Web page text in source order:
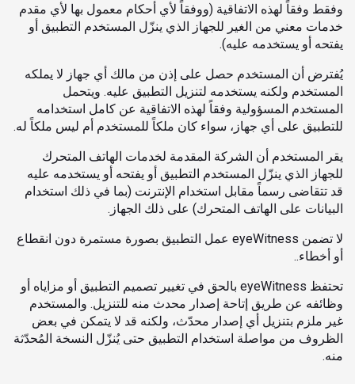
وفقط وفقاً لهذه الاتفاقية (ووفقاً لأي أحكام معمول بها لأي مقدم
خدمات معني من الغير للجهاز الذي ينزّل المستخدم التطبيق أو
يفتحه أو يستخدمه عليه).
يُفترض أن المستخدم حصل على إذن من مالك أي جهاز لا يملكه
المستخدم ولكنه يستخدمه لتنزيل التطبيق عليه. ويتحمل
المستخدم المسؤولية وفقاً لهذه الاتفاقية عن كامل استخدامه
للتطبيق على أي جهاز، سواء كان ملكاً للمستخدم أم ليس ملكاً له.
يقر المستخدم أن الشركة المقدمة لخدمات الهاتف المتحرك
للجهاز الذي ينزّل المستخدم التطبيق أو يفتحه أو يستخدمه عليه
قد تتقاضى رسماً مقابل استخدام الإنترنت (بما في ذلك استخدام
البيانات على الهاتف المتحرك) على ذلك الجهاز.
لا تضمن eyeWitness عمل التطبيق بصورة مستمرة دون انقطاع
أو أخطاء..
تحتفظ eyeWitness بالحق في تغيير تصميم التطبيق أو مزاياه أو
وظائفه عن طريق إتاحة إصدار محدث منه للتنزيل. والمستخدم
غير ملزم بتنزيل أي إصدار محدّث، ولكنه قد لا يتمكن في بعض
الظروف من مواصلة استخدام التطبيق حتى يُنزّل النسخة المُحدّثة
منه.